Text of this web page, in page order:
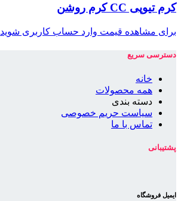
کرم تیوپی CC کرم روشن
برای مشاهده قیمت وارد حساب کاربری شوید
دسترسی سریع
خانه
همه محصولات
دسته بندی
سیاست حریم خصوصی
تماس با ما
پشتیبانی
ایمیل فروشگاه